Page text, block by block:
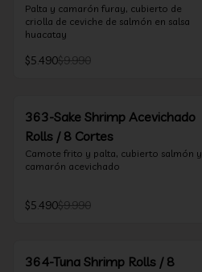
Palta y camarón furay, cubierto de
criolla de ceviche de salmón en salsa
huacatay
$5.490$9.990
363-Sake Shrimp Acevichado
Rolls / 8 Cortes
Camote frito y palta, cubierto salmón y
camarón acevichado
$5.490$9.990
364-Tuna Shrimp Rolls / 8